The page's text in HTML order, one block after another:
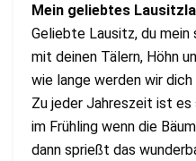
Mein geliebtes
Geliebte Lausitz, du mein
mit deinen Tälern, Höhn
wie lange werden wir dich
Zu jeder Jahreszeit ist es
im Frühling wenn die
dann sprießt das